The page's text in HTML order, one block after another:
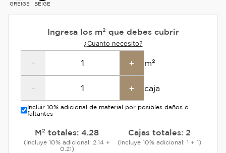
GREIGE BEIGE
Ingresa los m² que debes cubrir
¿Cuanto necesito?
- + m²
- + caja
Incluir 10% adicional de material por posibles daños o
faltantes
M² totales: 4.28
(Incluye 10% adicional: 2.14 +
0.21)
Cajas totales: 2
(Incluye 10% adicional: 1 + 1)